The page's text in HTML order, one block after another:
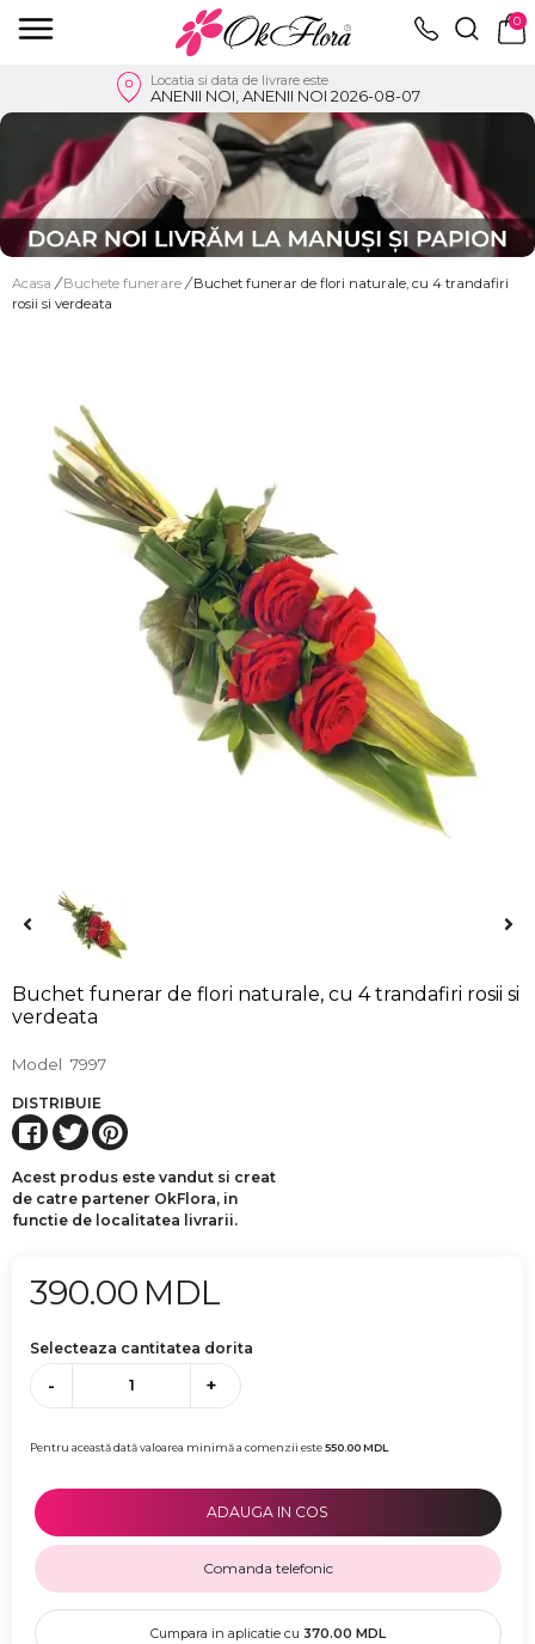
0
Locatia si data de livrare este
ANENII NOI, ANENII NOI 2026-08-07
Acasa / Buchete funerare / Buchet funerar de flori naturale, cu 4 trandafiri
rosii si verdeata
Buchet funerar de flori naturale, cu 4 trandafiri rosii si
verdeata
Model 7997
DISTRIBUIE
Acest produs este vandut si creat
de catre partener OkFlora, in
functie de localitatea livrarii.
390.00 MDL
Selecteaza cantitatea dorita
- +
Pentru această dată valoarea minimă a comenzii este550.00MDL
ADAUGA IN COS
Comanda telefonic
Cumpara in aplicatie cu 370.00 MDL